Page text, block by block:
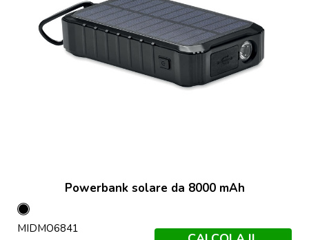
Powerbank solare da 8000 mAh
Nero
MIDMO6841